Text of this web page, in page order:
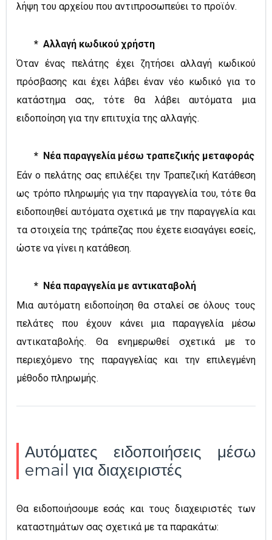
λήψη του αρχείου που αντιπροσωπεύει το προϊόν.
* Αλλαγή κωδικού χρήστη
Όταν ένας πελάτης έχει ζητήσει αλλαγή κωδικού
πρόσβασης και έχει λάβει έναν νέο κωδικό για το
κατάστημα σας, τότε θα λάβει αυτόματα μια
ειδοποίηση για την επιτυχία της αλλαγής.
* Νέα παραγγελία μέσω τραπεζικής μεταφοράς
Εάν ο πελάτης σας επιλέξει την Τραπεζική Κατάθεση
ως τρόπο πληρωμής για την παραγγελία του, τότε θα
ειδοποιηθεί αυτόματα σχετικά με την παραγγελία και
τα στοιχεία της τράπεζας που έχετε εισαγάγει εσείς,
ώστε να γίνει η κατάθεση.
* Νέα παραγγελία με αντικαταβολή
Μια αυτόματη ειδοποίηση θα σταλεί σε όλους τους
πελάτες που έχουν κάνει μια παραγγελία μέσω
αντικαταβολής. Θα ενημερωθεί σχετικά με το
περιεχόμενο της παραγγελίας και την επιλεγμένη
μέθοδο πληρωμής.
Αυτόματες ειδοποιήσεις μέσω
email για διαχειριστές
Θα ειδοποιήσουμε εσάς και τους διαχειριστές των
καταστημάτων σας σχετικά με τα παρακάτω: